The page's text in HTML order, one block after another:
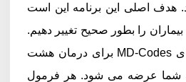
هدف اصلی این برنامه این است
بیماران را بطور صحیح تغییر دهیم.
در این کتاب فرمول های MD-Codes برای درمان هشت
شما عرضه می شود. هر فرمول